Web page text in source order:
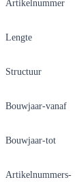
Artikelnummer
Lengte
Structuur
Bouwjaar-vanaf
Bouwjaar-tot
Artikelnummers-